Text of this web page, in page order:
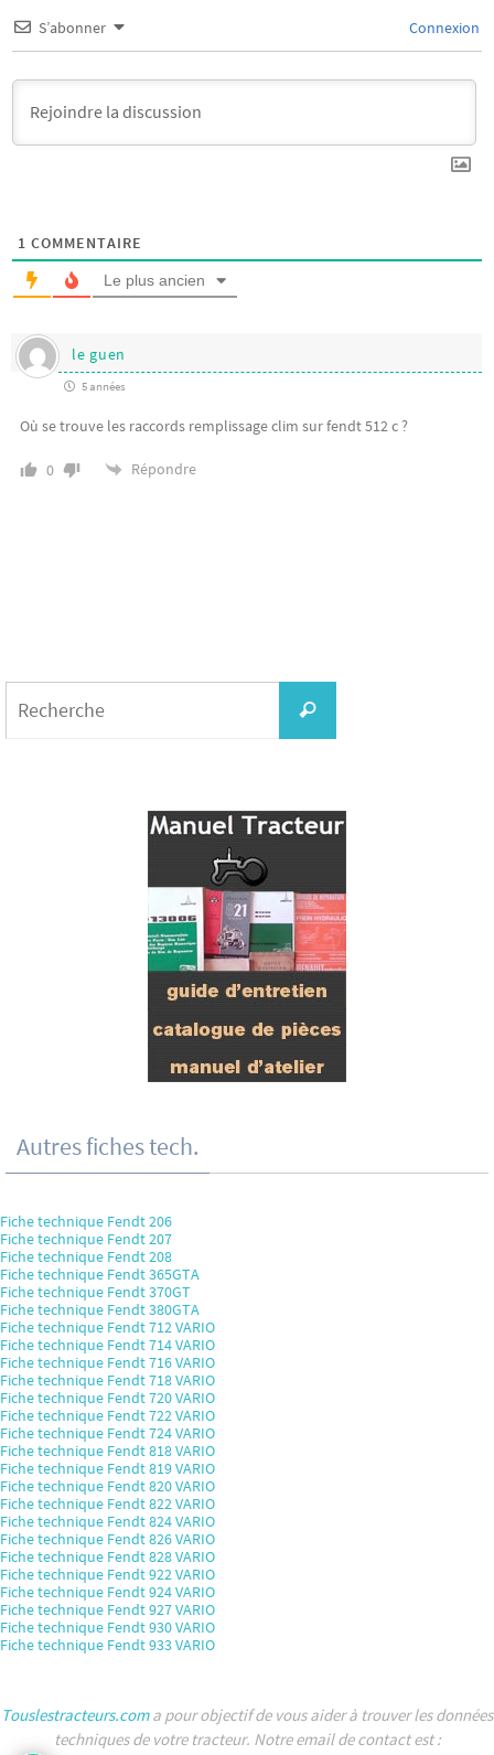
S’abonner Connexion
1 COMMENTAIRE
Le plus ancien
le guen
5 années
Où se trouve les raccords remplissage clim sur fendt 512 c ?
0 Répondre
Recherche
Autres fiches tech.
Fiche technique Fendt 206
Fiche technique Fendt 207
Fiche technique Fendt 208
Fiche technique Fendt 365GTA
Fiche technique Fendt 370GT
Fiche technique Fendt 380GTA
Fiche technique Fendt 712 VARIO
Fiche technique Fendt 714 VARIO
Fiche technique Fendt 716 VARIO
Fiche technique Fendt 718 VARIO
Fiche technique Fendt 720 VARIO
Fiche technique Fendt 722 VARIO
Fiche technique Fendt 724 VARIO
Fiche technique Fendt 818 VARIO
Fiche technique Fendt 819 VARIO
Fiche technique Fendt 820 VARIO
Fiche technique Fendt 822 VARIO
Fiche technique Fendt 824 VARIO
Fiche technique Fendt 826 VARIO
Fiche technique Fendt 828 VARIO
Fiche technique Fendt 922 VARIO
Fiche technique Fendt 924 VARIO
Fiche technique Fendt 927 VARIO
Fiche technique Fendt 930 VARIO
Fiche technique Fendt 933 VARIO
Touslestracteurs.coma pour objectif de vous aider à trouver les données
techniques de votre tracteur. Notre email de contact est :